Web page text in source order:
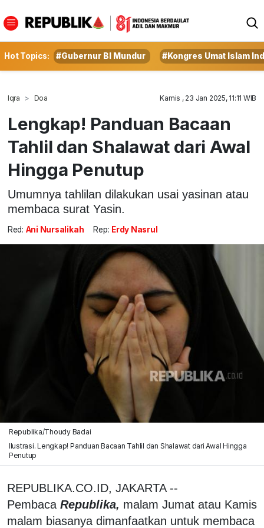
Hot Topics: #Gubernur BI Mundur #Kongres Umat Islam
Iqra Doa Kamis , 23 Jan 2025, 11:11 WIB
Lengkap! Panduan Bacaan
Tahlil dan Shalawat dari Awal
Hingga Penutup
Umumnya tahlilan dilakukan usai yasinan atau
membaca surat Yasin.
Red: Ani Nursalikah Rep: Erdy Nasrul
Republika/Thoudy Badai
Ilustrasi. Lengkap! Panduan Bacaan Tahlil dan Shalawat dari Awal Hingga
Penutup
REPUBLIKA.CO.ID, JAKARTA --
Pembaca Republika, malam Jumat atau Kamis
malam biasanya dimanfaatkan untuk membaca